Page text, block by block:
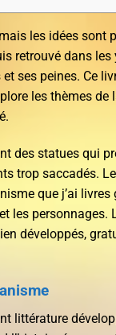
les idées sont
retrouvé dans les
ses peines. Ce
les thèmes de
des statues qui
trop saccadés.
que j’ai
les personnages.
développés,
littérature